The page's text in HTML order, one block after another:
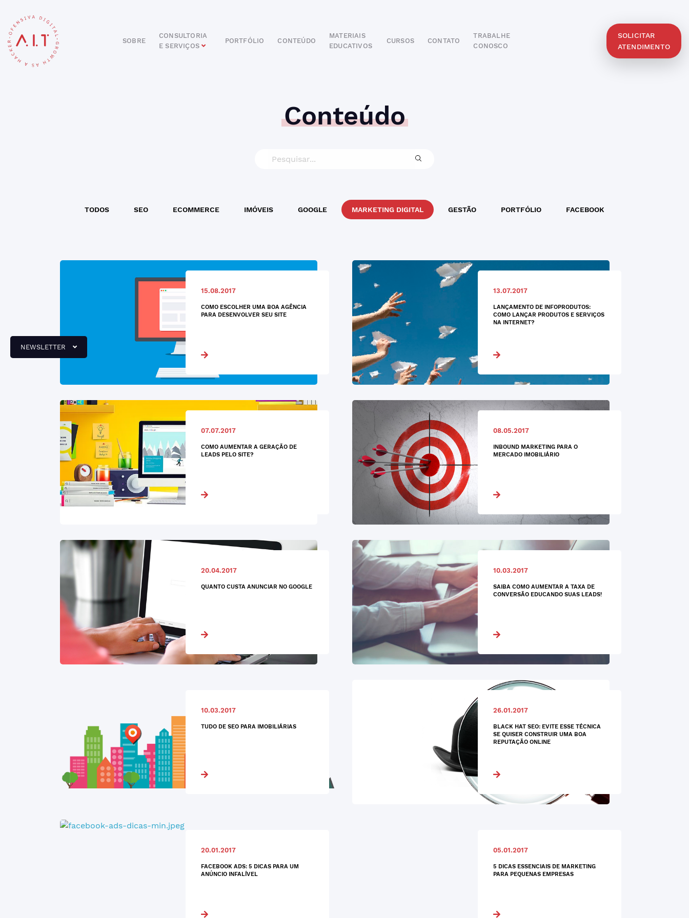
SOBRE
CONSULTORIA
E SERVIÇOS
ODONTOLÓGICO
HOTELARIA
BUSINESS INTELIGENCE
PORTFÓLIO CONTEÚDO
MATERIAIS
EDUCATIVOS
CURSOS CONTATO
TRABALHE
CONOSCO
SOLICITAR
ATENDIMENTO
NEWSLETTER
Conteúdo
TODOS SEO ECOMMERCE IMÓVEIS GOOGLE MARKETING DIGITAL GESTÃO PORTFÓLIO FACEBOOK
15.08.2017
COMO ESCOLHER UMA BOA AGÊNCIA
PARA DESENVOLVER SEU SITE
13.07.2017
LANÇAMENTO DE INFOPRODUTOS:
COMO LANÇAR PRODUTOS E SERVIÇOS
NA INTERNET?
07.07.2017
COMO AUMENTAR A GERAÇÃO DE
LEADS PELO SITE?
08.05.2017
INBOUND MARKETING PARA O
MERCADO IMOBILIÁRIO
20.04.2017
QUANTO CUSTA ANUNCIAR NO GOOGLE
10.03.2017
SAIBA COMO AUMENTAR A TAXA DE
CONVERSÃO EDUCANDO SUAS LEADS!
10.03.2017
TUDO DE SEO PARA IMOBILIÁRIAS
26.01.2017
BLACK HAT SEO: EVITE ESSE TÉCNICA
SE QUISER CONSTRUIR UMA BOA
REPUTAÇÃO ONLINE
20.01.2017
FACEBOOK ADS: 5 DICAS PARA UM
ANÚNCIO INFALÍVEL
05.01.2017
5 DICAS ESSENCIAIS DE MARKETING
PARA PEQUENAS EMPRESAS